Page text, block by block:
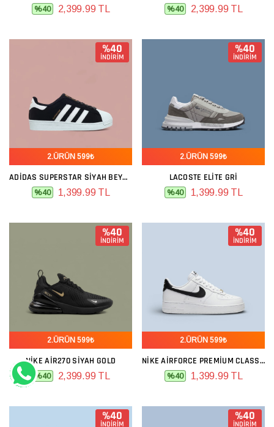
%40 2,399.99 TL %40 2,399.99 TL
%40
İNDİRİM
2.ÜRÜN 599₺
ADIDAS SUPERSTAR SIYAH BEYAZ NUBUK
%40 1,399.99 TL
%40
İNDİRİM
2.ÜRÜN 599₺
LACOSTE ELITE GRI
%40 1,399.99 TL
%40
İNDİRİM
2.ÜRÜN 599₺
NIKE AIR270 SIYAH GOLD
%40 2,399.99 TL
%40
İNDİRİM
2.ÜRÜN 599₺
NIKE AIRFORCE PREMIUM CLASSIC BEYAZ SIYAH
%40 1,399.99 TL
%40
İNDİRİM
%40
İNDİRİM